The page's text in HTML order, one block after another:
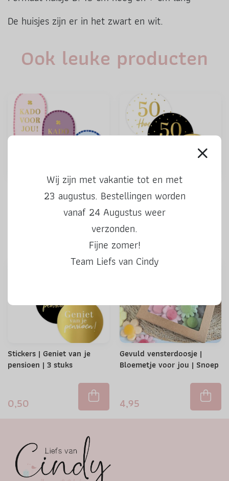
De huisjes zijn er in het zwart en wit.
Ook leuke producten
Stickers | Kado voor jou |
kleur | 3 stuks
0,50
Stickers | Geniet van je
pensioen | 3 stuks
0,50
Gevuld vensterdoosje |
Bloemetje voor jou | Snoep
4,95
Wij zijn met vakantie tot en met
23 augustus. Bestellingen worden
vanaf 24 Augustus weer
verzonden.
Fijne zomer!
Team Liefs van Cindy